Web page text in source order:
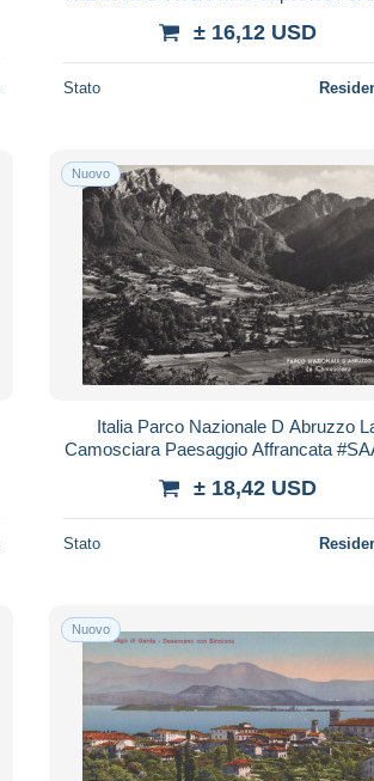
± 16,12 USD
Stato
Nuovo
Italia Parco Nazionale D Abruzzo
Camosciara Paesaggio Affrancata
± 18,42 USD
Stato
Nuovo